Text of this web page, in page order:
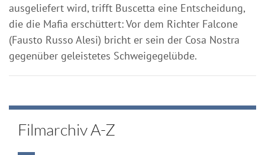
ausgeliefert wird, trifft Buscetta eine Entscheidung,
die die Mafia erschüttert: Vor dem Richter Falcone
(Fausto Russo Alesi) bricht er sein der Cosa Nostra
gegenüber geleistetes Schweigegelübde.
Filmarchiv A-Z